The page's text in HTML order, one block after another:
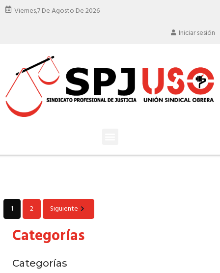
Viernes,7 De Agosto De 2026
Iniciar sesión
1 2 Siguiente
Categorías
Categorías